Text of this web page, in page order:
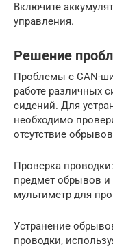
Включите
управления.
Решение
Проблемы с CAN-
работе различных
сидений. Для
необходимо
отсутствие
Проверка
предмет обрывов
мультиметр для
Устранение
проводки,